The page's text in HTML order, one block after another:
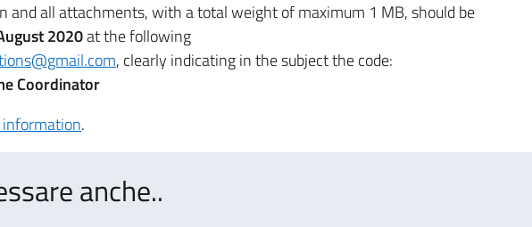
and all attachments, with a total weight of maximum 1 MB, should be
2020at the following
, clearly indicating in the subject the code:
Coordinator
.
anche..